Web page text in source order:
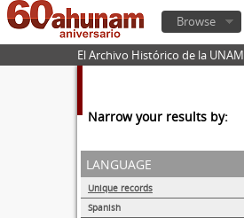
Browse
El Archivo Histórico de la UNAM
Narrow your results by:
language
Unique records
Spanish